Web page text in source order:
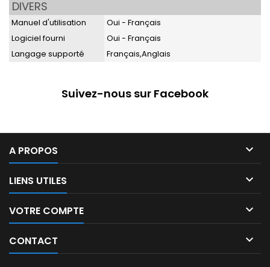
DIVERS
Manuel d'utilisation
Oui - Français
Logiciel fourni
Oui - Français
Langage supporté
Français,Anglais
Suivez-nous sur Facebook
A PROPOS 
LIENS UTILES 
VOTRE COMPTE 
CONTACT 